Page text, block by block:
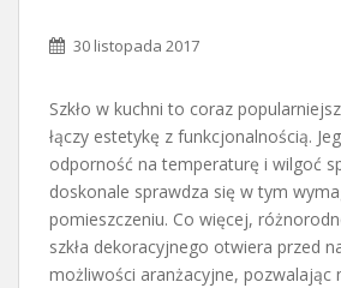
30 listopada 2017
Szkło w kuchni to coraz
łączy estetykę z funkcjonalnością.
odporność na temperaturę i wilgoć
doskonale sprawdza się w tym
pomieszczeniu. Co więcej,
szkła dekoracyjnego otwiera przed
możliwości aranżacyjne, pozwalając